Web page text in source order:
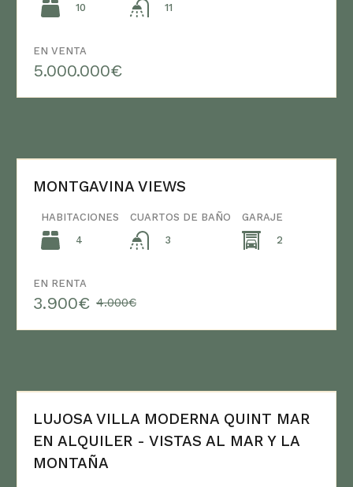
10
11
EN VENTA
5.000.000€
MONTGAVINA VIEWS
HABITACIONES
4
CUARTOS DE BAÑO
3
GARAJE
2
EN RENTA
3.900€ 4.000€
LUJOSA VILLA MODERNA QUINT MAR
EN ALQUILER - VISTAS AL MAR Y LA
MONTAÑA